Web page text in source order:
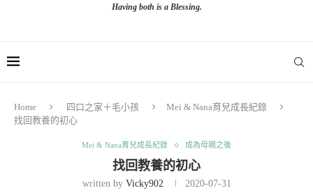
Having both is a Blessing.
Home 四口之家＋毛小孩
Mei & Nana育兒成長紀錄
找回教養的初心
Mei & Nana育兒成長紀錄 成為母親之後
找回教養的初心
written by Vicky902 2020-07-31